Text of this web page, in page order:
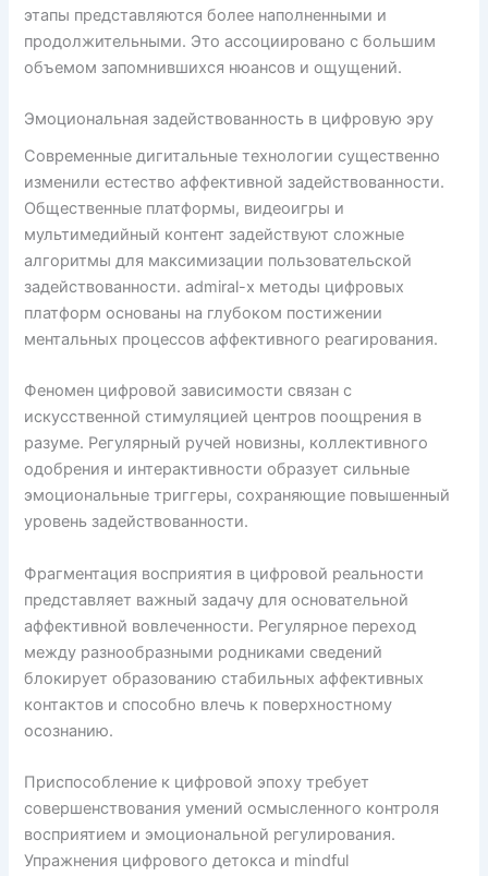
этапы представляются более наполненными и
продолжительными. Это ассоциировано с большим
объемом запомнившихся нюансов и ощущений.
Эмоциональная задействованность в цифровую эру
Современные дигитальные технологии существенно
изменили естество аффективной задействованности.
Общественные платформы, видеоигры и
мультимедийный контент задействуют сложные
алгоритмы для максимизации пользовательской
задействованности. admiral-x методы цифровых
платформ основаны на глубоком постижении
ментальных процессов аффективного реагирования.
Феномен цифровой зависимости связан с
искусственной стимуляцией центров поощрения в
разуме. Регулярный ручей новизны, коллективного
одобрения и интерактивности образует сильные
эмоциональные триггеры, сохраняющие повышенный
уровень задействованности.
Фрагментация восприятия в цифровой реальности
представляет важный задачу для основательной
аффективной вовлеченности. Регулярное переход
между разнообразными родниками сведений
блокирует образованию стабильных аффективных
контактов и способно влечь к поверхностному
осознанию.
Приспособление к цифровой эпоху требует
совершенствования умений осмысленного контроля
восприятием и эмоциональной регулирования.
Упражнения цифрового детокса и mindful